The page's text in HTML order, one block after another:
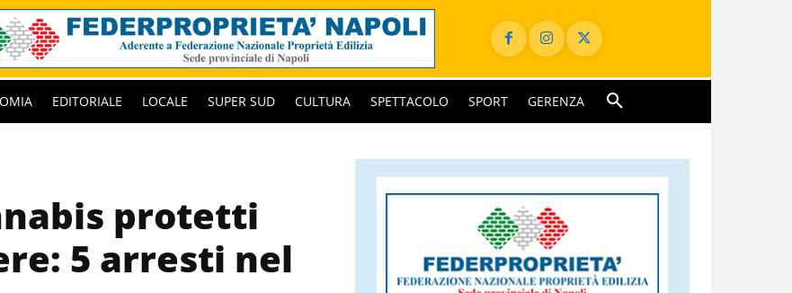
EDITORIALE LOCALE SUPER SUD CULTURA SPETTACOLO SPORT GERENZA
protetti
5 arresti nel